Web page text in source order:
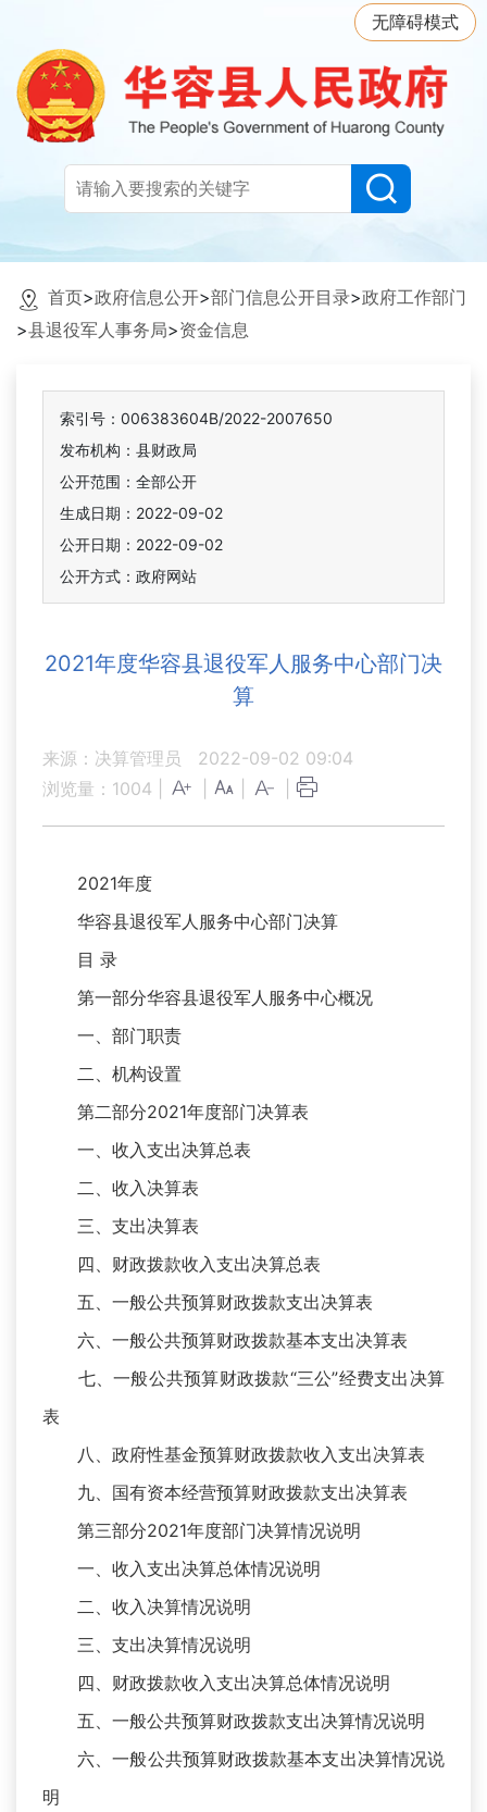
无障碍模式
首页>政府信息公开>部门信息公开目录>政府工作部门
>县退役军人事务局>资金信息
索引号：006383604B/2022-2007650
发布机构：县财政局
公开范围：全部公开
生成日期：2022-09-02
公开日期：2022-09-02
公开方式：政府网站
2021年度华容县退役军人服务中心部门决
算
来源：决算管理员
2022-09-02 09:04
浏览量： 1004
2021年度
华容县退役军人服务中心部门决算
目 录
第一部分华容县退役军人服务中心概况
一、部门职责
二、机构设置
第二部分2021年度部门决算表
一、收入支出决算总表
二、收入决算表
三、支出决算表
四、财政拨款收入支出决算总表
五、一般公共预算财政拨款支出决算表
六、一般公共预算财政拨款基本支出决算表
七、一般公共预算财政拨款“三公”经费支出决算
表
八、政府性基金预算财政拨款收入支出决算表
九、国有资本经营预算财政拨款支出决算表
第三部分2021年度部门决算情况说明
一、收入支出决算总体情况说明
二、收入决算情况说明
三、支出决算情况说明
四、财政拨款收入支出决算总体情况说明
五、一般公共预算财政拨款支出决算情况说明
六、一般公共预算财政拨款基本支出决算情况说
明